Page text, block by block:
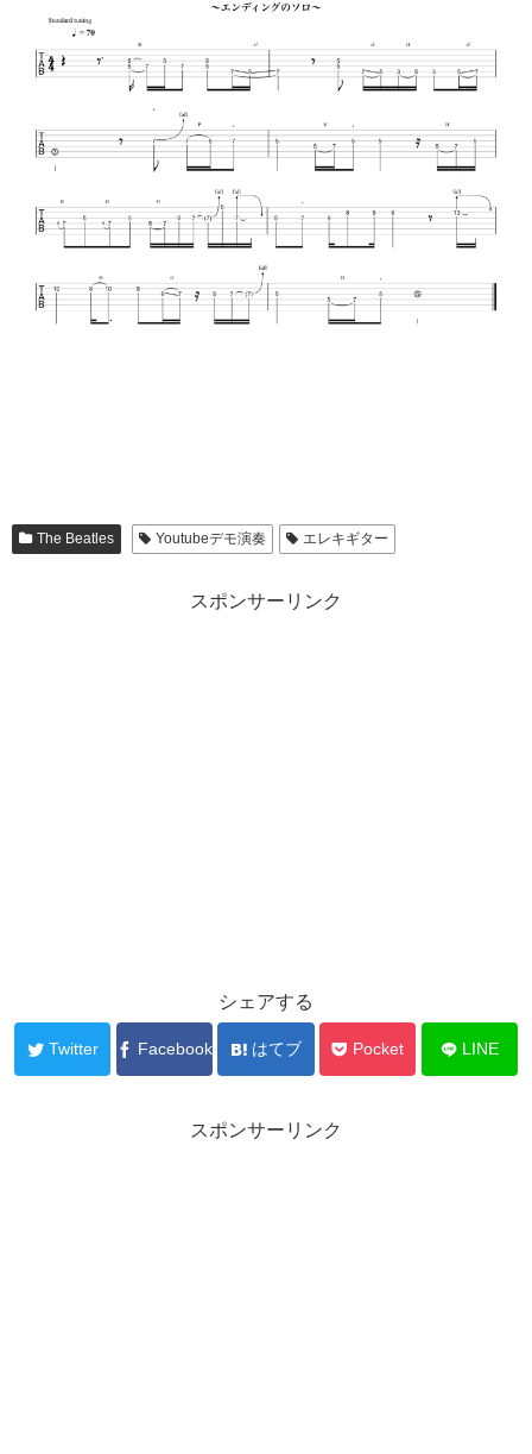
The Beatles Youtubeデモ演奏 エレキギター
スポンサーリンク
シェアする
Twitter Facebook はてブ Pocket LINE
スポンサーリンク